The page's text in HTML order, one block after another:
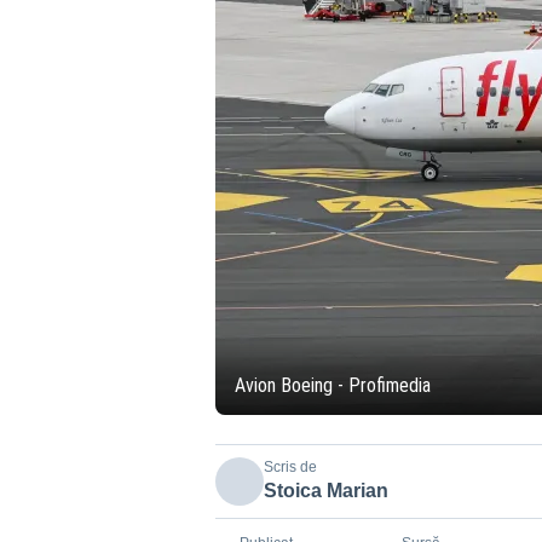
Avion Boeing - Profimedia
Scris de
Stoica Marian